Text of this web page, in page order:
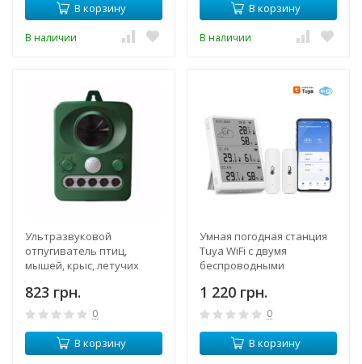
В корзину
В наличии
В корзину
В наличии
Ультразвуковой
отпугиватель птиц,
мышей, крыс, летучих
движения + солнечная
батарея
823 грн.
0
В корзину
Умная погодная станция
Tuya WiFi с двумя
беспроводными
и влажности для дома,
теплицы, оповещение на
смартфон
1 220 грн.
0
В корзину